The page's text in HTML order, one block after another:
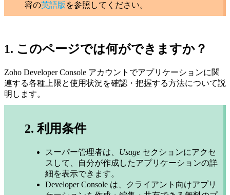
容の英語版 を参照してください。
1. このページでは何ができますか？
Zoho Developer Console アカウントでアプリケーションに関
連する各種上限と使用状況を確認・把握する方法について説
明します。
2. 利用条件
スーパー管理者は、 Usage セクションにアクセ
スして、自分が作成したアプリケーションの詳
細を表示できます。
Developer Console は、クライアント向けアプリ